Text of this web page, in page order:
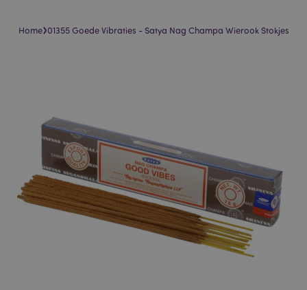
Home›01355 Goede Vibraties - Satya Nag Champa Wierook Stokjes
images
images